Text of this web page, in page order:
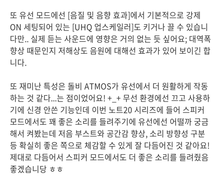
또 유선 모드에선 [음질 및 음향 효과]에서 기본적으로 강제
ON 세팅되어 있는 [UHQ 업스케일러]도 키거나 끌 수 있습니
다만.. 실제 듣는 사운드에 영향은 거의 없는 듯 싶어요; 대역폭
향상 때문인지 저해상도 음원에 대해선 효과가 있어 보이긴 합
니다.
또 재미난 특성은 돌비 ATMOS가 유선에서 더 원활하게 작동
하는 것 같다...는 점이었어요! +_+ 무선 환경에선 끄고 사용하
기에 신경 안쓴 기능인데 이번 노트20 시리즈에 들어 스피커
모드에서도 꽤 좋은 소리를 들려주기에 유선에선 어떨까 궁금
해서 켜봤는데 저음 부스트와 공간감 향상, 소리 방향성 구분
등 확실히 좋은 쪽으로 체감할 수 있게 잘 다듬어진 것 같아요!
제대로 다듬어서 스피커 모드에서도 더 좋은 소리를 들려줬음
좋겠습니당 ㅎㅎ